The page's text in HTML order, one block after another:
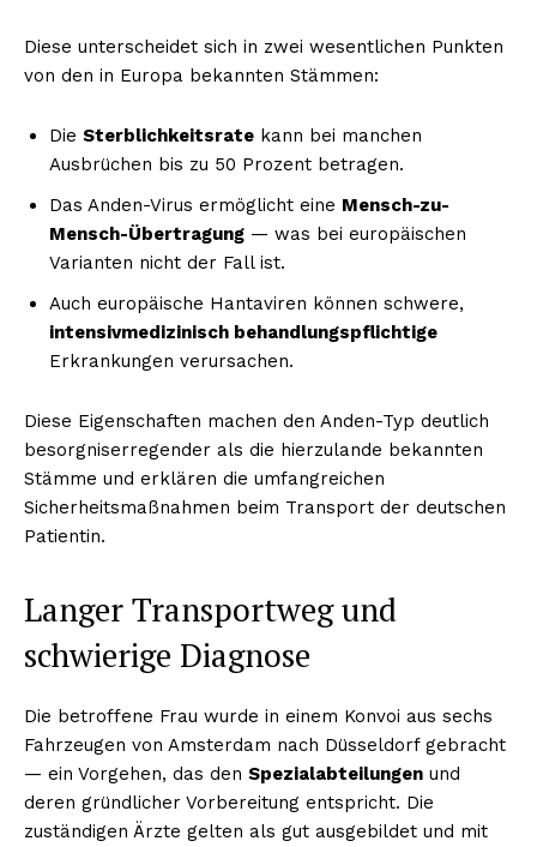
Diese unterscheidet sich in zwei wesentlichen Punkten
von den in Europa bekannten Stämmen:
Die Sterblichkeitsrate kann bei manchen
Ausbrüchen bis zu 50 Prozent betragen.
Das Anden-Virus ermöglicht eine Mensch-zu-
Mensch-Übertragung — was bei europäischen
Varianten nicht der Fall ist.
Auch europäische Hantaviren können schwere,
intensivmedizinisch behandlungspflichtige
Erkrankungen verursachen.
Diese Eigenschaften machen den Anden-Typ deutlich
besorgniserregender als die hierzulande bekannten
Stämme und erklären die umfangreichen
Sicherheitsmaßnahmen beim Transport der deutschen
Patientin.
Langer Transportweg und
schwierige Diagnose
Die betroffene Frau wurde in einem Konvoi aus sechs
Fahrzeugen von Amsterdam nach Düsseldorf gebracht
— ein Vorgehen, das den Spezialabteilungen und
deren gründlicher Vorbereitung entspricht. Die
zuständigen Ärzte gelten als gut ausgebildet und mit